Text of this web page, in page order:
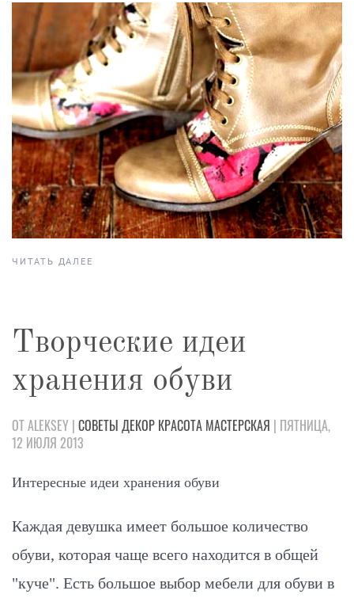
ЧИТАТЬ ДАЛЕЕ
Творческие идеи
хранения обуви
ОТ ALEKSEY | СОВЕТЫ ДЕКОР КРАСОТА МАСТЕРСКАЯ | ПЯТНИЦА,
12 ИЮЛЯ 2013
Интересные идеи хранения обуви
Каждая девушка имеет большое количество
обуви, которая чаще всего находится в общей
"куче". Есть большое выбор мебели для обуви в